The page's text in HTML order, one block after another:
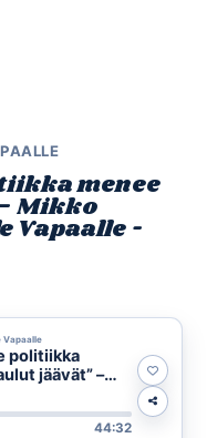
menee
Mikko
Vapaalle -
Vapaalle
politiikka
jäävät” –
Vaihde
44:32